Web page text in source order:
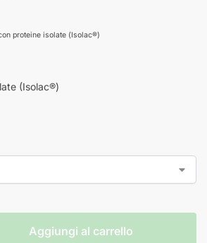
proteine isolate (Isolac®)
(Isolac®)
Aggiungi al carrello